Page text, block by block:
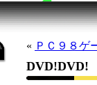
« ＰＣ９８
DVD!DVD!